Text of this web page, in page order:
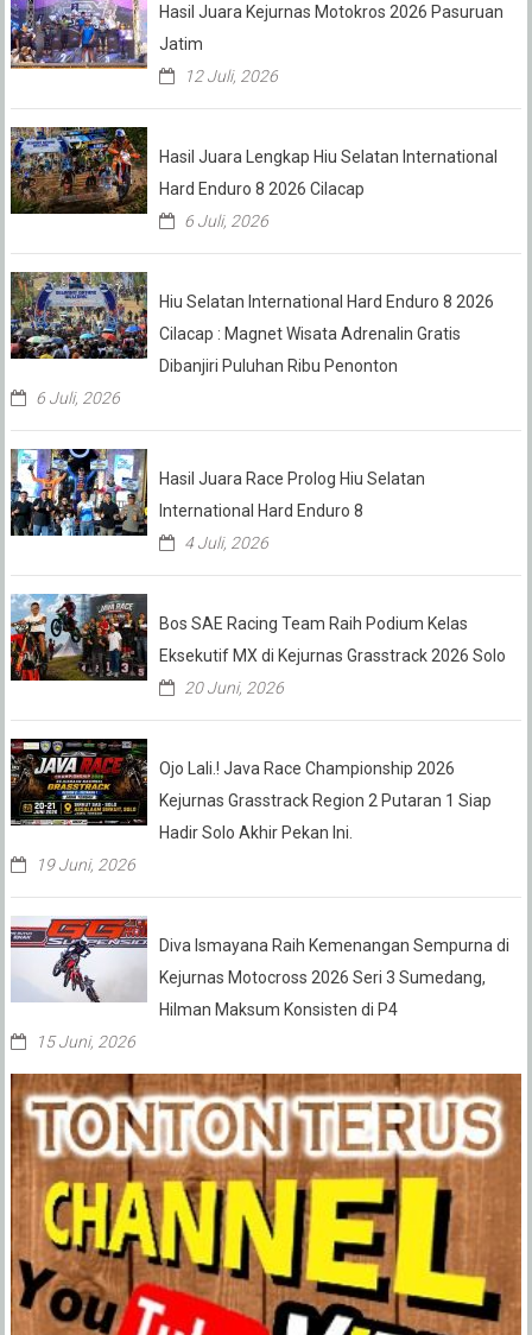
Hasil Juara Kejurnas Motokros 2026 Pasuruan
Jatim
12 Juli, 2026
Hasil Juara Lengkap Hiu Selatan International
Hard Enduro 8 2026 Cilacap
6 Juli, 2026
Hiu Selatan International Hard Enduro 8 2026
Cilacap : Magnet Wisata Adrenalin Gratis
Dibanjiri Puluhan Ribu Penonton
6 Juli, 2026
Hasil Juara Race Prolog Hiu Selatan
International Hard Enduro 8
4 Juli, 2026
Bos SAE Racing Team Raih Podium Kelas
Eksekutif MX di Kejurnas Grasstrack 2026 Solo
20 Juni, 2026
Ojo Lali.! Java Race Championship 2026
Kejurnas Grasstrack Region 2 Putaran 1 Siap
Hadir Solo Akhir Pekan Ini.
19 Juni, 2026
Diva Ismayana Raih Kemenangan Sempurna di
Kejurnas Motocross 2026 Seri 3 Sumedang,
Hilman Maksum Konsisten di P4
15 Juni, 2026